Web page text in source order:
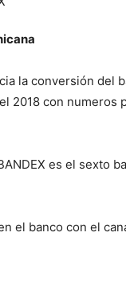
la conversión del
2018 con numeros
es el sexto
el banco con el